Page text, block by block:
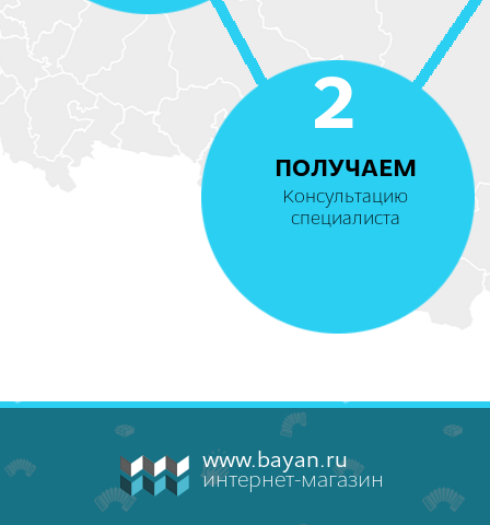
2
ПОЛУЧАЕМ
Консультацию
специалиста
www.bayan.ru
интернет-магазин